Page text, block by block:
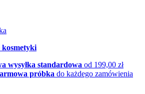
wysyłka standardowa od 199,00 zł
próbka do każdego zamówienia